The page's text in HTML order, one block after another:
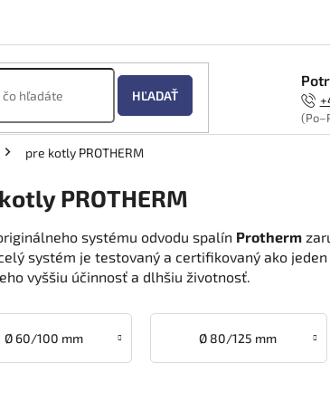
HĽADAŤ
pre kotly PROTHERM
PROTHERM
systému odvodu spalín Protherm
systém je testovaný a certifikovaný ako
vyššiu účinnosť a dlhšiu životnosť.
Ø 60/100 mm Ø 80/125 mm